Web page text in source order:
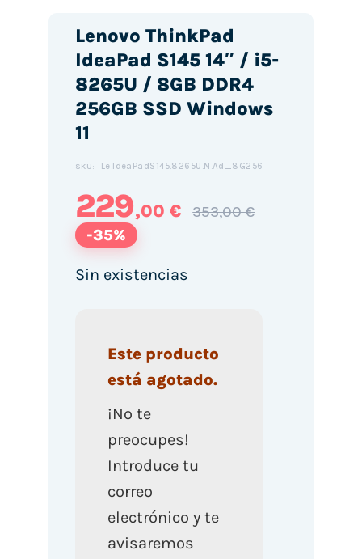
Lenovo ThinkPad
IdeaPad S145 14″ / i5-
8265U / 8GB DDR4
256GB SSD Windows
11
SKU: Le.IdeaPadS145.8265U.N.Ad_8G256
229,00 € 353,00 €
-35%
Sin existencias
Este producto
está agotado.
¡No te
preocupes!
Introduce tu
correo
electrónico y te
avisaremos